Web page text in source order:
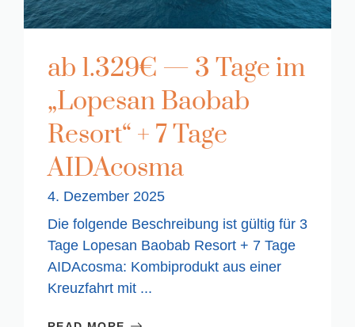
ab 1.329€ — 3 Tage im
„Lopesan Baobab
Resort“ + 7 Tage
AIDAcosma
4. Dezember 2025
Die folgende Beschreibung ist gültig für 3
Tage Lopesan Baobab Resort + 7 Tage
AIDAcosma: Kombiprodukt aus einer
Kreuzfahrt mit ...